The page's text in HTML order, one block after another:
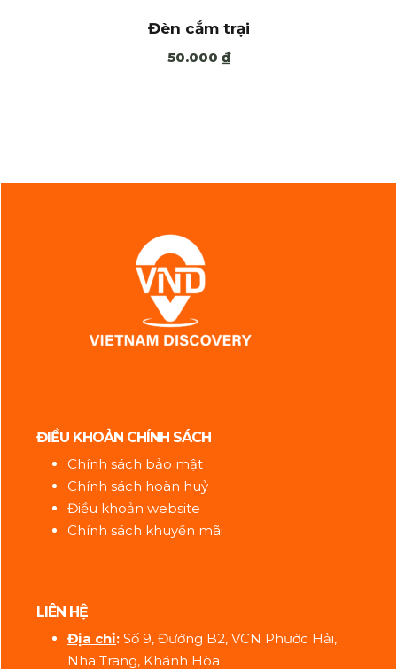
Đèn cắm trại
50.000 ₫
ĐIỀU KHOẢN CHÍNH SÁCH
Chính sách bảo mật
Chính sách hoàn huỷ
Điều khoản website
Chính sách khuyến mãi
LIÊN HỆ
Địa chỉ: Số 9, Đường B2, VCN Phước Hải,
Nha Trang, Khánh Hòa